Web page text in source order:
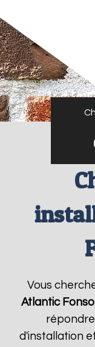
Vous
Atlantic
d'installation